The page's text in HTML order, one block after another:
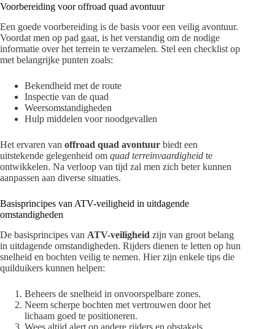
Voorbereiding voor offroad quad avontuur
Een goede voorbereiding is de basis voor een veilig avontuur.
Voordat men op pad gaat, is het verstandig om de nodige
informatie over het terrein te verzamelen. Stel een checklist op
met belangrijke punten zoals:
Bekendheid met de route
Inspectie van de quad
Weersomstandigheden
Hulp middelen voor noodgevallen
Het ervaren van offroad quad avontuur biedt een
uitstekende gelegenheid om quad terreinvaardigheid te
ontwikkelen. Na verloop van tijd zal men zich beter kunnen
aanpassen aan diverse situaties.
Basisprincipes van ATV-veiligheid in uitdagende
omstandigheden
De basisprincipes van ATV-veiligheid zijn van groot belang
in uitdagende omstandigheden. Rijders dienen te letten op hun
snelheid en bochten veilig te nemen. Hier zijn enkele tips die
quilduikers kunnen helpen:
Beheers de snelheid in onvoorspelbare zones.
Neem scherpe bochten met vertrouwen door het
lichaam goed te positioneren.
Wees altijd alert op andere rijders en obstakels.